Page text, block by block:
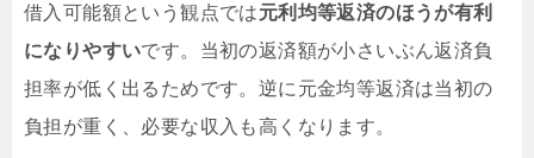
借入可能額という観点では元利均等返済のほうが有利
になりやすいです。当初の返済額が小さいぶん返済負
担率が低く出るためです。逆に元金均等返済は当初の
負担が重く、必要な収入も高くなります。